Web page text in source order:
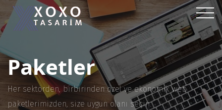
Paketler
Her sektörden, birbirinden özel ve ekonomik web
paketlerimizden, size uygun olanı seçin.